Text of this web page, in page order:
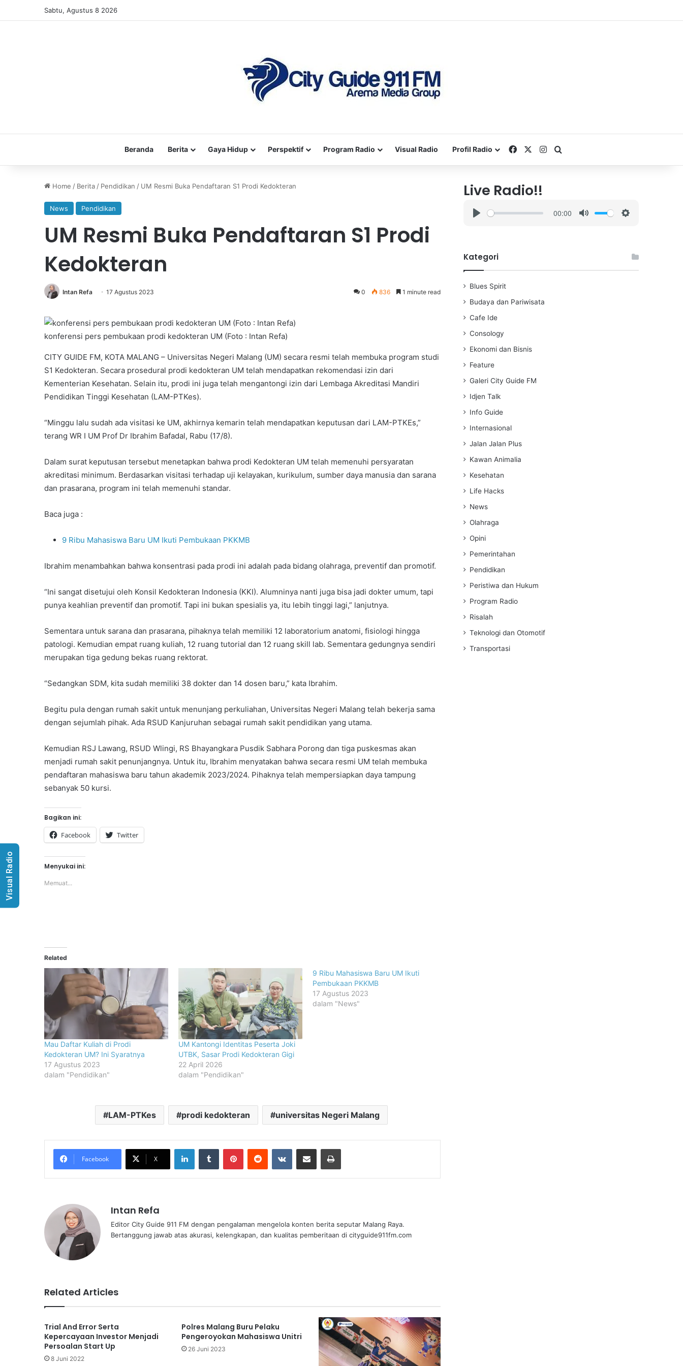
Sabtu, Agustus 8 2026
Beranda Berita Gaya Hidup Perspektif Program Radio Visual Radio Profil Radio FacebookInstagram
Home / Berita / Pendidikan / UM Resmi Buka Pendaftaran S1 Prodi Kedokteran
News Pendidikan
UM Resmi Buka Pendaftaran S1 Prodi
Kedokteran
Intan Refa 17 Agustus 2023 0 836 1 minute read
konferensi pers pembukaan prodi kedokteran UM (Foto : Intan Refa)
CITY GUIDE FM, KOTA MALANG – Universitas Negeri Malang (UM) secara resmi telah membuka program studi
S1 Kedokteran. Secara prosedural prodi kedokteran UM telah mendapatkan rekomendasi izin dari
Kementerian Kesehatan. Selain itu, prodi ini juga telah mengantongi izin dari Lembaga Akreditasi Mandiri
Pendidikan Tinggi Kesehatan (LAM-PTKes).
“Minggu lalu sudah ada visitasi ke UM, akhirnya kemarin telah mendapatkan keputusan dari LAM-PTKEs,”
terang WR I UM Prof Dr Ibrahim Bafadal, Rabu (17/8).
Dalam surat keputusan tersebut menetapkan bahwa prodi Kedokteran UM telah memenuhi persyaratan
akreditasi minimum. Berdasarkan visitasi terhadap uji kelayakan, kurikulum, sumber daya manusia dan sarana
dan prasarana, program ini telah memenuhi standar.
Baca juga :
9 Ribu Mahasiswa Baru UM Ikuti Pembukaan PKKMB
Ibrahim menambahkan bahwa konsentrasi pada prodi ini adalah pada bidang olahraga, preventif dan promotif.
“Ini sangat disetujui oleh Konsil Kedokteran Indonesia (KKI). Alumninya nanti juga bisa jadi dokter umum, tapi
punya keahlian preventif dan promotif. Tapi ini bukan spesialis ya, itu lebih tinggi lagi,” lanjutnya.
Sementara untuk sarana dan prasarana, pihaknya telah memiliki 12 laboratorium anatomi, fisiologi hingga
patologi. Kemudian empat ruang kuliah, 12 ruang tutorial dan 12 ruang skill lab. Sementara gedungnya sendiri
merupakan tiga gedung bekas ruang rektorat.
“Sedangkan SDM, kita sudah memiliki 38 dokter dan 14 dosen baru,” kata Ibrahim.
Begitu pula dengan rumah sakit untuk menunjang perkuliahan, Universitas Negeri Malang telah bekerja sama
dengan sejumlah pihak. Ada RSUD Kanjuruhan sebagai rumah sakit pendidikan yang utama.
Kemudian RSJ Lawang, RSUD Wlingi, RS Bhayangkara Pusdik Sabhara Porong dan tiga puskesmas akan
menjadi rumah sakit penunjangnya. Untuk itu, Ibrahim menyatakan bahwa secara resmi UM telah membuka
pendaftaran mahasiswa baru tahun akademik 2023/2024. Pihaknya telah mempersiapkan daya tampung
sebanyak 50 kursi.
Bagikan ini:
Facebook Twitter
Menyukai ini:
Memuat...
Related
Mau Daftar Kuliah di Prodi
Kedokteran UM? Ini Syaratnya
17 Agustus 2023
dalam "Pendidikan"
UM Kantongi Identitas Peserta Joki
UTBK, Sasar Prodi Kedokteran Gigi
22 April 2026
dalam "Pendidikan"
9 Ribu Mahasiswa Baru UM Ikuti
Pembukaan PKKMB
17 Agustus 2023
dalam "News"
LAM-PTKes prodi kedokteran universitas Negeri Malang
Facebook X
LinkedInTumblr PinterestReddit VKontakteShare via Email Print
Intan Refa
Editor City Guide 911 FM dengan pengalaman mengelola konten berita seputar Malang Raya.
Bertanggung jawab atas akurasi, kelengkapan, dan kualitas pemberitaan di cityguide911fm.com
Related Articles
Trial And Error Serta
Kepercayaan Investor Menjadi
Persoalan Start Up
8 Juni 2022
Polres Malang Buru Pelaku
Pengeroyokan Mahasiswa Unitri
26 Juni 2023
Live Radio!!
y
00:00
i
Kategori
Blues Spirit
Budaya dan Pariwisata
Cafe Ide
Consology
Ekonomi dan Bisnis
Feature
Galeri City Guide FM
Idjen Talk
Info Guide
Internasional
Jalan Jalan Plus
Kawan Animalia
Kesehatan
Life Hacks
News
Olahraga
Opini
Pemerintahan
Pendidikan
Peristiwa dan Hukum
Program Radio
Risalah
Teknologi dan Otomotif
Transportasi
Visual Radio